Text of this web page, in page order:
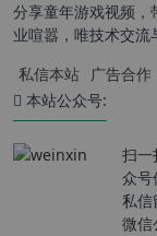
分享童年游戏视频
业喧嚣，唯技术交
私信本站 广告合作
本站公众号:
扫一
众号
私信
微信